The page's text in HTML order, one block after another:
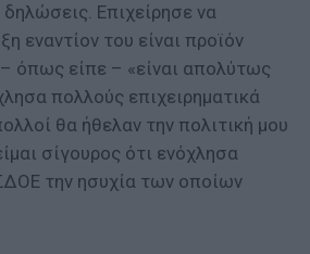
Επιχείρησε να
εναντίον του είναι προϊόν
όπως είπε – «είναι απολύτως
πολλούς επιχειρηματικά
θα ήθελαν την πολιτική μου
σίγουρος ότι ενόχλησα
την ησυχία των οποίων